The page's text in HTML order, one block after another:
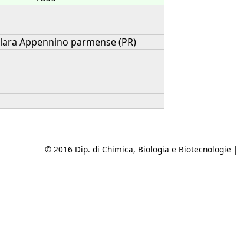
Appennino parmense (PR)
© 2016 Dip. di Chimica, Biologia e Biotecnologie |